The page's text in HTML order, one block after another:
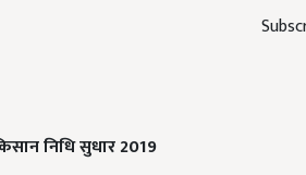
निधि सुधार 2019